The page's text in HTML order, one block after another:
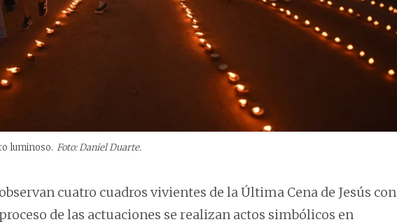
luminoso. Foto: Daniel Duarte.
cuatro cuadros vivientes de la Última Cena de Jesús con
de las actuaciones se realizan actos simbólicos en